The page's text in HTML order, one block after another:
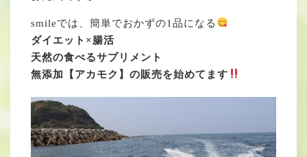
smileでは、簡単でおかずの1品になる
ダイエット×腸活
天然の食べるサプリメント
無添加【アカモク】の販売を始めてます